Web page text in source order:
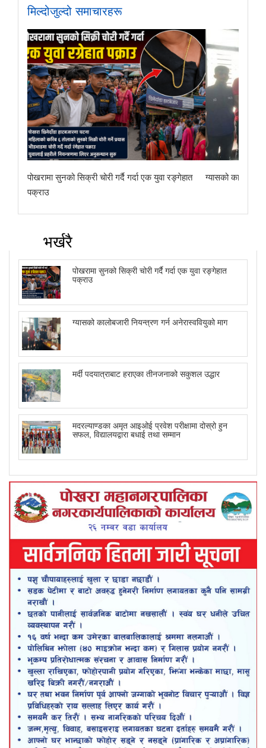
मिल्दोजुल्दो समाचारहरू
पोखरामा सुनको सिक्री चोरी गर्दै गर्दा एक युवा रङ्गेहात
पक्राउ
ग्यासको
भर्खरै
पोखरामा सुनको सिक्री चोरी गर्दै गर्दा एक युवा रङ्गेहात
पक्राउ
ग्यासको कालोबजारी नियन्त्रण गर्न अनेरास्ववियुको माग
मर्दी पदयात्राबाट हराएका तीनजनाको सकुशल उद्धार
मदरल्याण्डका अमृत आइओई प्रवेश परीक्षामा दोस्रो हुन
सफल, विद्यालयद्वारा बधाई तथा सम्मान